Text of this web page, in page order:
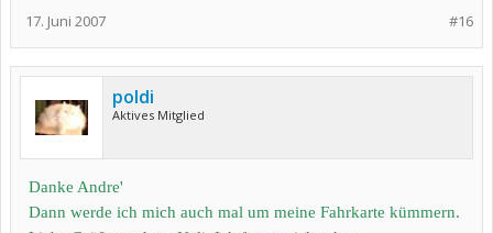
#16
17. Juni 2007
poldi
Aktives Mitglied
Danke Andre'
Dann werde ich mich auch mal um meine Fahrkarte kümmern.